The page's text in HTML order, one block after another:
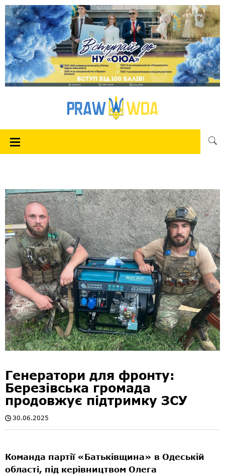
Генератори для фронту:
Березівська громада
продовжує підтримку ЗСУ
30.06.2025
Команда партії «Батьківщина» в Одеській
області, під керівництвом Олега